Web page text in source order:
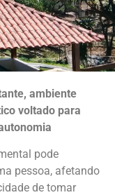
ambiente
voltado para
pode
pessoa, afetando
de tomar